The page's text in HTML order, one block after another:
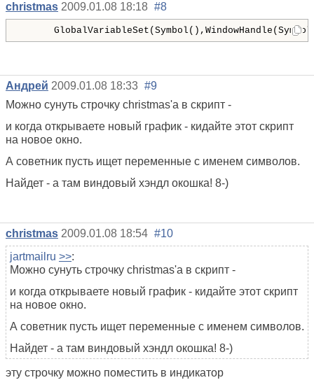
christmas 2009.01.08 18:18 #8
GlobalVariableSet ( Symbol ( ) , WindowHandle ( Symbol
Андрей 2009.01.08 18:33 #9
Можно сунуть строчку christmas'а в скрипт -
и когда открываете новый график - кидайте этот скрипт
на новое окно.
А советник пусть ищет переменные с именем символов.
Найдет - а там виндовый хэндл окошка! 8-)
christmas 2009.01.08 18:54 #10
jartmailru >>:
Можно сунуть строчку christmas'а в скрипт -
и когда открываете новый график - кидайте этот скрипт
на новое окно.
А советник пусть ищет переменные с именем символов.
Найдет - а там виндовый хэндл окошка! 8-)
эту строчку можно поместить в индикатор